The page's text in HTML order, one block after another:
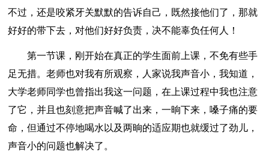
不过，还是咬紧牙关默默的告诉自己，既然接他们了，那就
好好的带下去，对他们好好负责，决不能辜负任何人！
第一节课，刚开始在真正的学生面前上课，不免有些手
足无措。老师也对我有所观察，人家说我声音小，我知道，
大学老师同学也曾指出我这一问题，在上课过程中我也注意
了它，并且也刻意把声音喊了出来，一晌下来，嗓子痛的要
命，但通过不停地喝水以及两晌的适应期也就缓过了劲儿，
声音小的问题也解决了。